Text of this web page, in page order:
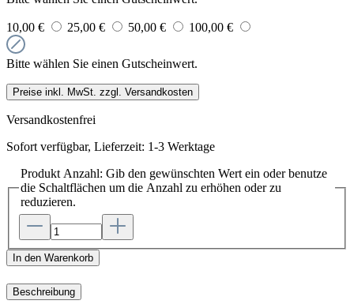
10,00 € 25,00 € 50,00 € 100,00 €
Bitte wählen Sie einen Gutscheinwert.
Preise inkl. MwSt. zzgl. Versandkosten
Versandkostenfrei
Sofort verfügbar, Lieferzeit: 1-3 Werktage
Produkt Anzahl: Gib den gewünschten Wert ein oder benutze
die Schaltflächen um die Anzahl zu erhöhen oder zu
reduzieren.
In den Warenkorb
Beschreibung